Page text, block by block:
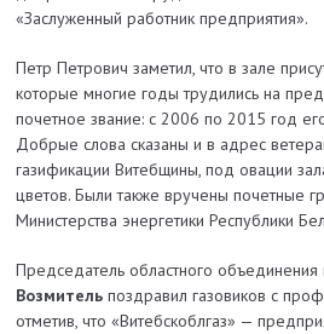
«Заслуженный работник предприятия».
Петр Петрович заметил, что в зале
которые многие годы трудились на
почетное звание: с 2006 по 2015 год
Добрые слова сказаны и в адрес
газификации Витебщины, под овации
цветов. Были также вручены почетные
Министерства энергетики Республики
Председатель областного
Возмитель поздравил газовиков с
отметив, что «Витебск­облгаз» —